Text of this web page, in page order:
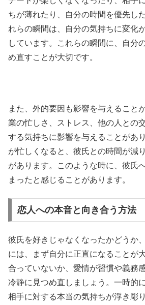
ちが薄れたり、自分の時間を優先し
れらの瞬間は、自分の気持ちに変化
しています。これらの瞬間に、自分
め直すことが大切です。
また、外的要因も影響を与えること
業の忙しさ、ストレス、他の人との
する気持ちに影響を与えることがあ
が忙しくなると、彼氏との時間が減
があります。このような時に、彼氏
まったと感じることがあります。
恋人への本音と向き合う方法
彼氏を好きじゃなくなったかどうか
には、まず自分に正直になることが
合っていないか、愛情が習慣や義務
冷静に見つめ直しましょう。一時的
相手に対する本当の気持ちが浮き彫